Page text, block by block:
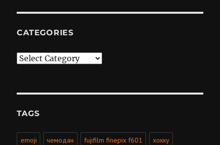
CATEGORIES
Categories
TAGS
emoji чемодан fujifilm finepix f601 хокку